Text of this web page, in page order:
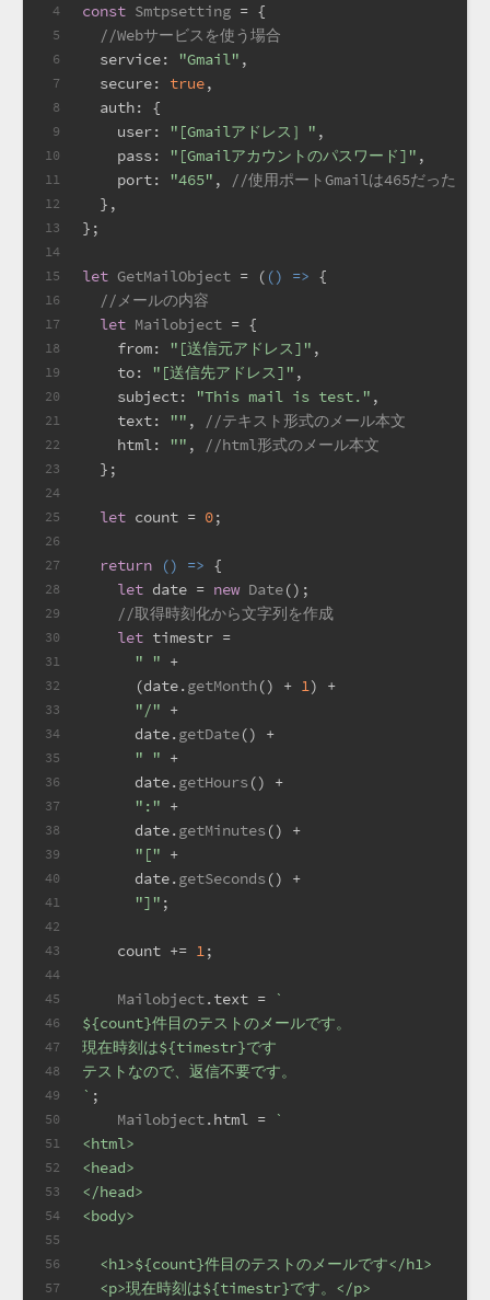
4
5
6
7
8
9
10
11
12
13
14
15
16
17
18
19
20
21
22
23
24
25
26
27
28
29
30
31
32
33
34
35
36
37
38
39
40
41
42
43
44
45
46
47
48
49
50
51
52
53
54
55
56
57
const Smtpsetting = {
//Webサービスを使う場合
service: "Gmail" ,
secure: true,
auth: {
user: "[Gmailアドレス］" ,
pass: "[Gmailアカウントのパスワード]" ,
port: "465" ,
//使用ポートGmailは465だった
  },
};
let GetMailObject = ( () => {
//メールの内容
let Mailobject = {
from: "[送信元アドレス]" ,
to: "[送信先アドレス]" ,
subject: "This mail is test." ,
text: "" ,
//テキスト形式のメール本文
html: "" ,
//html形式のメール本文
  };
let count = 0;
return () => {
let date = new Date();
//取得時刻化から文字列を作成
let timestr =
" " +
      (date.
getMonth() + 1) +
"/" +
      date.
getDate() +
" " +
      date.
getHours () +
":" +
      date.
getMinutes () +
"[" +
      date.
getSeconds () +
"]" ;
    count +=
1;
Mailobject.text =
`
${count}件目のテストのメールです。
現在時刻は${timestr}です
テストなので、返信不要です。
` ;
Mailobject.html =
`
<html>
<head>
</head>
<body>
  <h1>
${count}件目のテストのメールです</h1>
  <p>現在時刻は
${timestr}です。</p>